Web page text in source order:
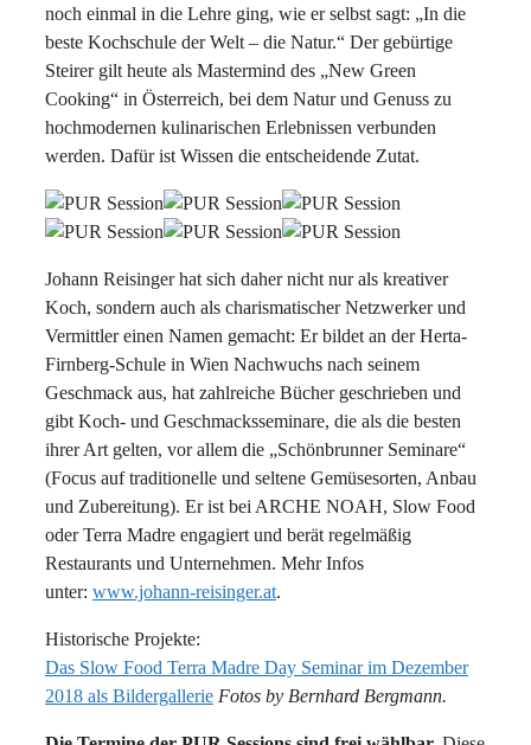
noch einmal in die Lehre ging, wie er selbst sagt: „In die
beste Kochschule der Welt – die Natur.“ Der gebürtige
Steirer gilt heute als Mastermind des „New Green
Cooking“ in Österreich, bei dem Natur und Genuss zu
hochmodernen kulinarischen Erlebnissen verbunden
werden. Dafür ist Wissen die entscheidende Zutat.
Johann Reisinger hat sich daher nicht nur als kreativer
Koch, sondern auch als charismatischer Netzwerker und
Vermittler einen Namen gemacht: Er bildet an der Herta-
Firnberg-Schule in Wien Nachwuchs nach seinem
Geschmack aus, hat zahlreiche Bücher geschrieben und
gibt Koch- und Geschmacksseminare, die als die besten
ihrer Art gelten, vor allem die „Schönbrunner Seminare“
(Focus auf traditionelle und seltene Gemüsesorten, Anbau
und Zubereitung). Er ist bei ARCHE NOAH, Slow Food
oder Terra Madre engagiert und berät regelmäßig
Restaurants und Unternehmen. Mehr Infos
unter: www.johann-reisinger.at.
Historische Projekte:
Das Slow Food Terra Madre Day Seminar im Dezember
2018 als Bildergallerie Fotos by Bernhard Bergmann.